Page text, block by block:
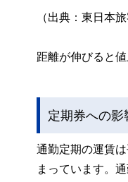
（出典：東日本
距離が伸びると
定期券への影
通勤定期の運賃
まっています。